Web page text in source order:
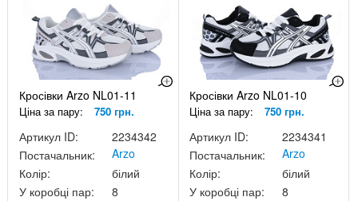
Кросівки Arzo NL01-11
Ціна за пару: 750 грн.
Артикул ID:
2234342
Постачальник:
Arzo
Колір:
білий
У коробці пар:
8
Кросівки Arzo NL01-10
Ціна за пару: 750 грн.
Артикул ID:
2234341
Постачальник:
Arzo
Колір:
білий
У коробці пар:
8